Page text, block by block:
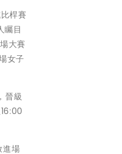
桿賽
矚目
大賽
女子
晉級
進場